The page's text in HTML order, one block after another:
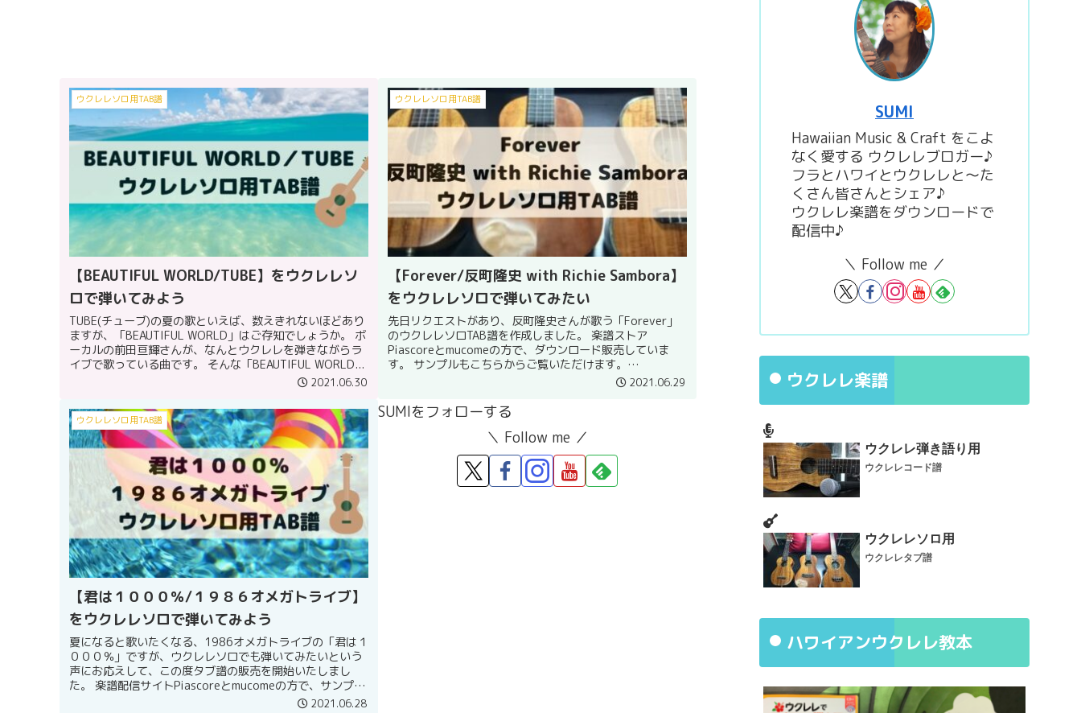
ウクレレソロ用TAB譜
【BEAUTIFUL WORLD/TUBE】をウクレレソ
ロで弾いてみよう
TUBE(チューブ)の夏の歌といえば、数えきれないほどあり
ますが、「BEAUTIFUL WORLD」はご存知でしょうか。 ボ
ーカルの前田亘輝さんが、なんとウクレレを弾きながらラ
イブで歌っている曲です。 そんな「BEAUTIFUL WORLD...
2021.06.30
ウクレレソロ用TAB譜
【Forever/反町隆史 with Richie Sambora】
をウクレレソロで弾いてみたい
先日リクエストがあり、反町隆史さんが歌う「Forever」
のウクレレソロTAB譜を作成しました。 楽譜ストア
Piascoreとmucomeの方で、ダウンロード販売していま
す。 サンプルもこちらからご覧いただけます。
2021.06.29
ウクレレソロ用TAB譜
【君は１０００％/１９８６オメガトライブ】
をウクレレソロで弾いてみよう
夏になると歌いたくなる、1986オメガトライブの「君は１
０００％」ですが、ウクレレソロでも弾いてみたいという
声にお応えして、この度タブ譜の販売を開始いたしまし
た。 楽譜配信サイトPiascoreとmucomeの方で、サンプル
2021.06.28
SUMIをフォローする
＼ Follow me ／
SUMI
Hawaiian Music & Craft をこよ
なく愛する ウクレレブロガー♪
フラとハワイとウクレレと～た
くさん皆さんとシェア♪
ウクレレ楽譜をダウンロードで
配信中♪
＼ Follow me ／
ウクレレ楽譜
ウクレレ弾き語り用
ウクレレコード譜
ウクレレソロ用
ウクレレタブ譜
ハワイアンウクレレ教本